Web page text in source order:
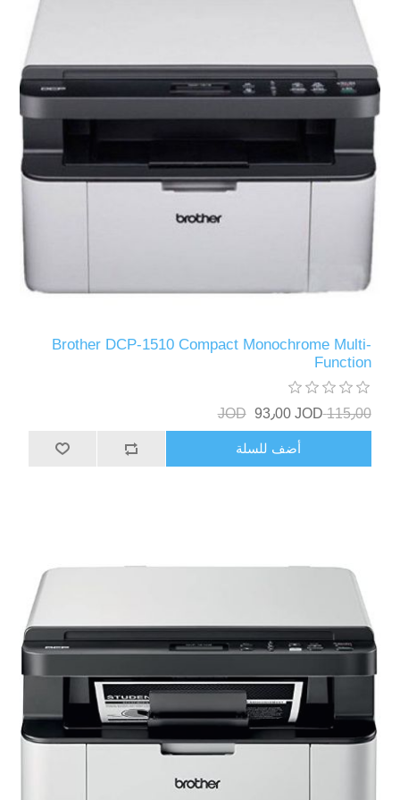
Brother DCP-1510 Compact Monochrome Multi-
Function
115٫00 JOD 93٫00 JOD
أضف للسلة